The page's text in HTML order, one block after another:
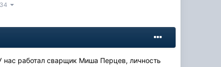
нас работал сварщик Миша Перцев, личность